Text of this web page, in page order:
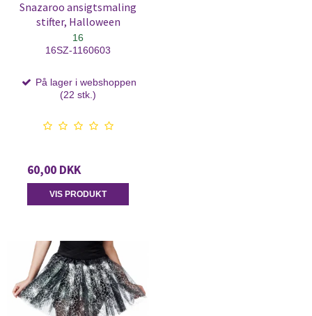
Snazaroo ansigtsmaling
stifter, Halloween
16
16SZ-1160603
På lager i webshoppen
(22 stk.)
60,00 DKK
VIS PRODUKT